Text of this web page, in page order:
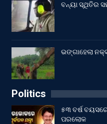
ବନ୍ୟା ସ୍ଥିତିର
ଭଙ୍ଗାହେଲା
Politics
୫୩ ବର୍ଷ
ପରଲୋକ